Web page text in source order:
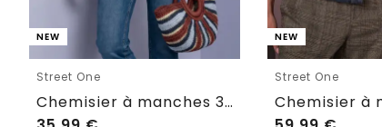
NEW
Street One
Chemisier à manches 3/4 et col fendu
NEW
Street One